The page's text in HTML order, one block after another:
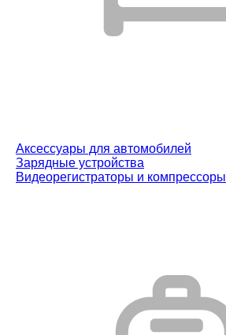
Аксессуары для автомобилей
Зарядные устройства
Видеорегистраторы и компрессоры